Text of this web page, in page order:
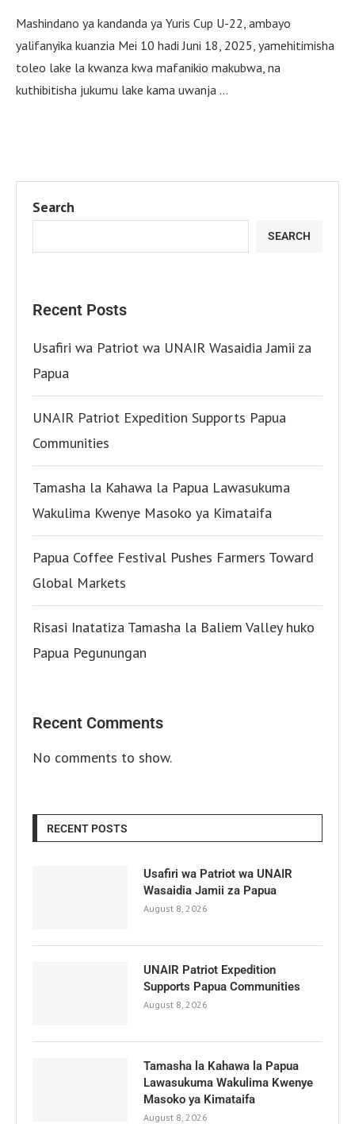
Mashindano ya kandanda ya Yuris Cup U-22, ambayo
yalifanyika kuanzia Mei 10 hadi Juni 18, 2025, yamehitimisha
toleo lake la kwanza kwa mafanikio makubwa, na
kuthibitisha jukumu lake kama uwanja …
Search
SEARCH
Recent Posts
Usafiri wa Patriot wa UNAIR Wasaidia Jamii za
Papua
UNAIR Patriot Expedition Supports Papua
Communities
Tamasha la Kahawa la Papua Lawasukuma
Wakulima Kwenye Masoko ya Kimataifa
Papua Coffee Festival Pushes Farmers Toward
Global Markets
Risasi Inatatiza Tamasha la Baliem Valley huko
Papua Pegunungan
Recent Comments
No comments to show.
RECENT POSTS
Usafiri wa Patriot wa UNAIR
Wasaidia Jamii za Papua
August 8, 2026
UNAIR Patriot Expedition
Supports Papua Communities
August 8, 2026
Tamasha la Kahawa la Papua
Lawasukuma Wakulima Kwenye
Masoko ya Kimataifa
August 8, 2026